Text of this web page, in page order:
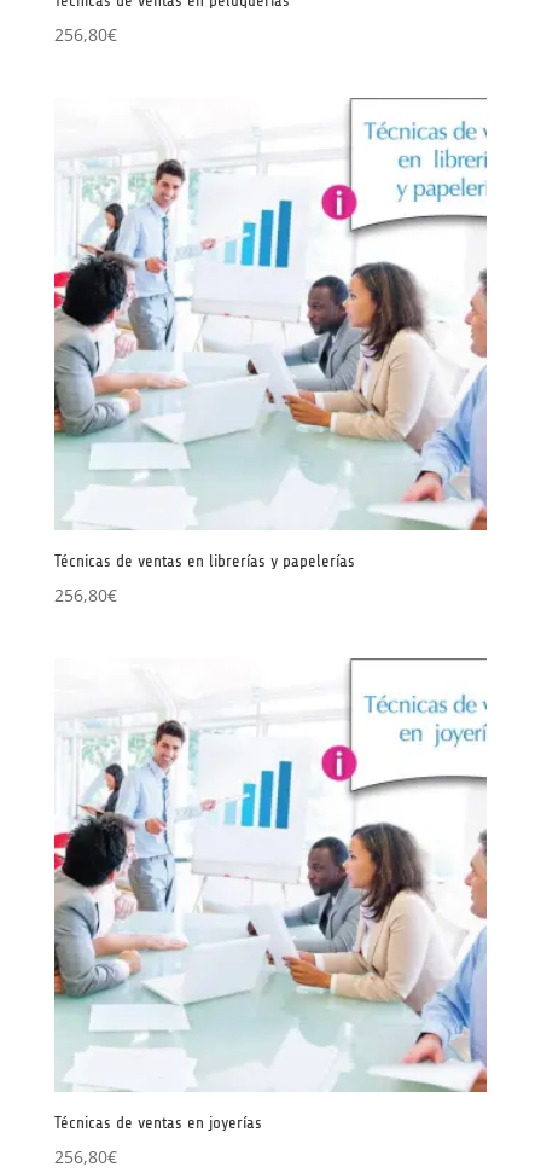
256,80€
Técnicas de ventas en librerías y papelerías
256,80€
Técnicas de ventas en joyerías
256,80€